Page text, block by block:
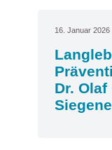
16. Januar 2026
Dr.